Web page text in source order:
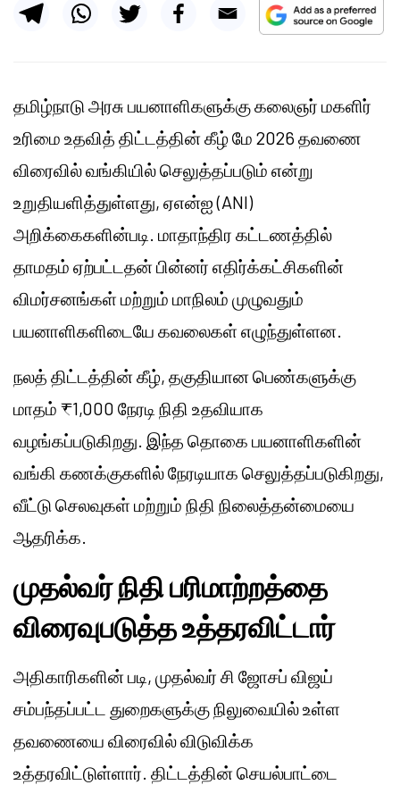
தமிழ்நாடு அரசு பயனாளிகளுக்கு கலைஞர் மகளிர்
உரிமை உதவித் திட்டத்தின் கீழ் மே 2026 தவணை
விரைவில் வங்கியில் செலுத்தப்படும் என்று
உறுதியளித்துள்ளது, ஏஎன்ஐ (ANI)
அறிக்கைகளின்படி. மாதாந்திர கட்டணத்தில்
தாமதம் ஏற்பட்டதன் பின்னர் எதிர்க்கட்சிகளின்
விமர்சனங்கள் மற்றும் மாநிலம் முழுவதும்
பயனாளிகளிடையே கவலைகள் எழுந்துள்ளன.
நலத் திட்டத்தின் கீழ், தகுதியான பெண்களுக்கு
மாதம் ₹1,000 நேரடி நிதி உதவியாக
வழங்கப்படுகிறது. இந்த தொகை பயனாளிகளின்
வங்கி கணக்குகளில் நேரடியாக செலுத்தப்படுகிறது,
வீட்டு செலவுகள் மற்றும் நிதி நிலைத்தன்மையை
ஆதரிக்க.
முதல்வர் நிதி பரிமாற்றத்தை
விரைவுபடுத்த உத்தரவிட்டார்
அதிகாரிகளின் படி, முதல்வர் சி ஜோசப் விஜய்
சம்பந்தப்பட்ட துறைகளுக்கு நிலுவையில் உள்ள
தவணையை விரைவில் விடுவிக்க
உத்தரவிட்டுள்ளார். திட்டத்தின் செயல்பாட்டை